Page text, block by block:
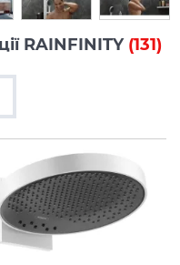
RAINFINITY (131)